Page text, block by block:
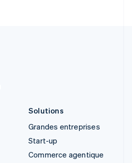
Solutions
Grandes entreprises
Start-up
Commerce agentique